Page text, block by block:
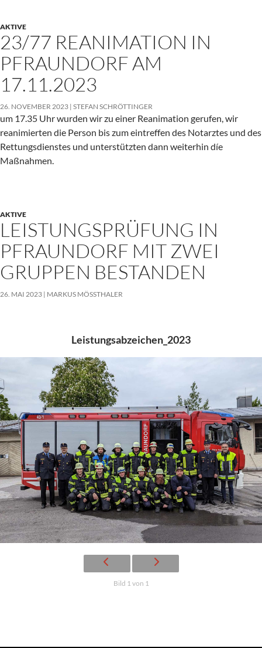
AKTIVE
23/77 REANIMATION IN
PFRAUNDORF AM
17.11.2023
26. NOVEMBER 2023 STEFAN SCHRÖTTINGER
um 17.35 Uhr wurden wir zu einer Reanimation gerufen, wir
reanimierten die Person bis zum eintreffen des Notarztes und des
Rettungsdienstes und unterstützten dann weiterhin díe
Maßnahmen.
AKTIVE
LEISTUNGSPRÜFUNG IN
PFRAUNDORF MIT ZWEI
GRUPPEN BESTANDEN
26. MAI 2023 MARKUS MÖSSTHALER
Leistungsabzeichen_2023
Bild 1 von 1